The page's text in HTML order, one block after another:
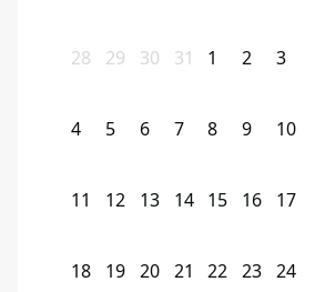
28 29 30 31 1 2 3
4 5 6 7 8 9 10
11 12 13 14 15 16 17
18 19 20 21 22 23 24